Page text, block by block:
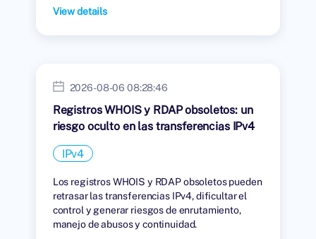
View details
2026-08-06 08:28:46
Registros WHOIS y RDAP obsoletos: un
riesgo oculto en las transferencias IPv4
IPv4
Los registros WHOIS y RDAP obsoletos pueden
retrasar las transferencias IPv4, dificultar el
control y generar riesgos de enrutamiento,
manejo de abusos y continuidad.